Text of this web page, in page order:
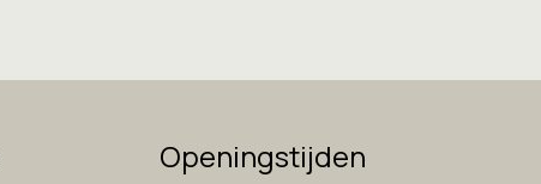
Openingstijden